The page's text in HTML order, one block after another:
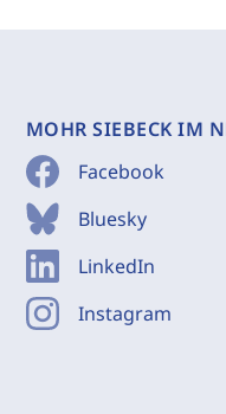
MOHR SIEBECK IM
Facebook
Bluesky
LinkedIn
Instagram